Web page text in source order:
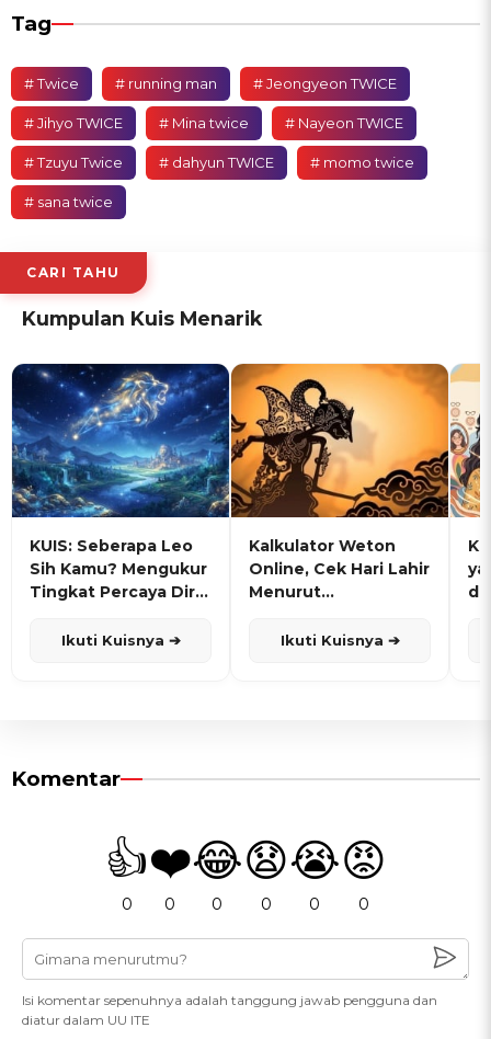
Tag
# Twice # running man # Jeongyeon TWICE
# Jihyo TWICE # Mina twice # Nayeon TWICE
# Tzuyu Twice # dahyun TWICE # momo twice
# sana twice
CARI TAHU
Kumpulan Kuis Menarik
KUIS: Seberapa Leo
Sih Kamu? Mengukur
Tingkat Percaya Diri
Ikuti Kuisnya ➔
Kalkulator Weton
Online, Cek Hari Lahir
Menurut
Ikuti Kuisnya ➔
Komentar
👍
0
❤️
0
😂
0
😧
0
😭
0
😡
0
Isi komentar sepenuhnya adalah tanggung jawab pengguna dan
diatur dalam UU ITE